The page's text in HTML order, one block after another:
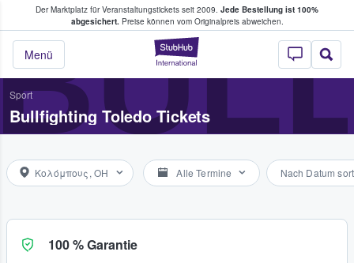
Der Marktplatz für Veranstaltungstickets seit 2009. Jede Bestellung ist 100%
abgesichert.Preise können vom Originalpreis abweichen.
StubHub - Wo
Menü
Tickets kaufen & verkaufen
Sport
Bullfighting Toledo Tickets
Κολόμπους, OH Alle Termine Nach Datum
100 % Garantie